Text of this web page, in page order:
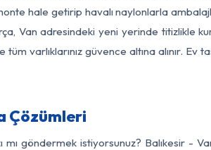
hale getirip havalı naylonlarla
Van adresindeki yeni yerinde titizlikle
tüm varlıklarınız güvence altına alınır.
Çözümleri
mı göndermek istiyorsunuz? Balıkesir -